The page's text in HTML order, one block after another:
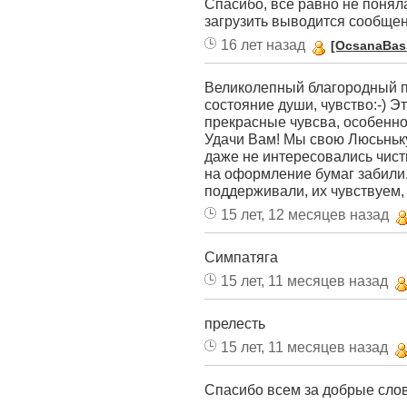
Спасибо, всё равно не
загрузить выводится
16 лет назад
Великолепный благородный
состояние души, чувство:-)
прекрасные чувсва,
Удачи Вам! Мы свою
даже не интересовались
на оформление бумаг
поддерживали, их
15 лет, 12 месяцев назад
Симпатяга
15 лет, 11 месяцев назад
прелесть
15 лет, 11 месяцев назад
Спасибо всем за добрые